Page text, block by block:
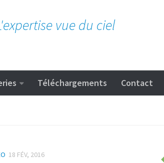
vue du ciel
Téléchargements Contact
18 FÉV, 2016